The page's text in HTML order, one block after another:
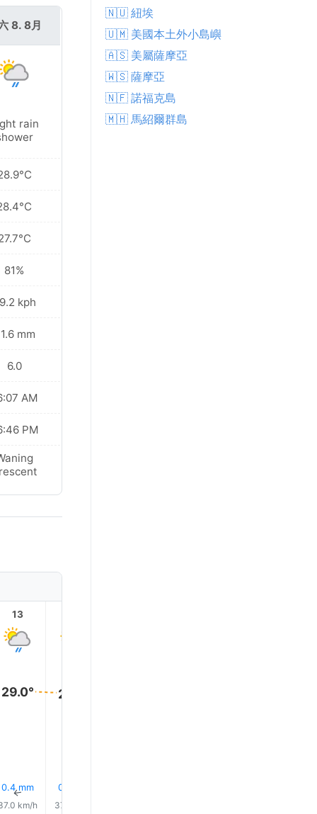
8. 8月
rain
81%
kph
mm
6.0
AM
PM
13
29.0°
0.4 mm
↑
km/h
29.0°
0.8 mm
37.0 km/h
🇳🇺 紐埃
🇺🇲 美國本土外小島嶼
🇦🇸 美屬薩摩亞
🇼🇸 薩摩亞
🇳🇫 諾福克島
🇲🇭 馬紹爾群島